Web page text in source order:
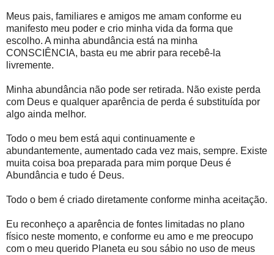
Meus pais, familiares e amigos me amam conforme eu
manifesto meu poder e crio minha vida da forma que
escolho. A minha abundância está na minha
CONSCIÊNCIA, basta eu me abrir para recebê-la
livremente.
Minha abundância não pode ser retirada. Não existe perda
com Deus e qualquer aparência de perda é substituída por
algo ainda melhor.
Todo o meu bem está aqui continuamente e
abundantemente, aumentado cada vez mais, sempre. Existe
muita coisa boa preparada para mim porque Deus é
Abundância e tudo é Deus.
Todo o bem é criado diretamente conforme minha aceitação.
Eu reconheço a aparência de fontes limitadas no plano
físico neste momento, e conforme eu amo e me preocupo
com o meu querido Planeta eu sou sábio no uso de meus